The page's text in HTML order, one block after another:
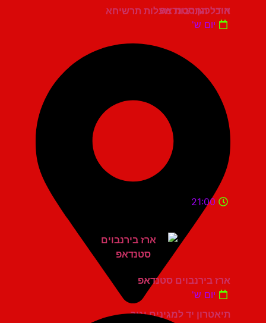
היכל התרבות מעלות תרשיחא
אודי כגן סטנדאפ
יום ש'
תיאטרון יד למגינים יגור
21:00
ארז בירנבוים סטנדאפ
יום ש'